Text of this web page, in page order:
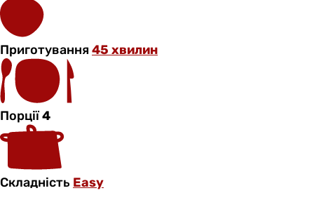
Приготування45 хвилин
Порції4
Складність Easy